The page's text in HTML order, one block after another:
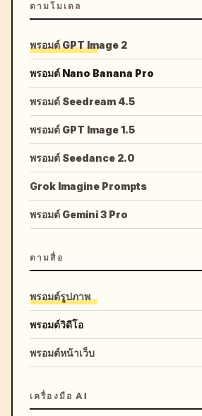
ตามโมเดล
พรอมต์ GPT Image 2
พรอมต์ Nano Banana Pro
พรอมต์ Seedream 4.5
พรอมต์ GPT Image 1.5
พรอมต์ Seedance 2.0
Grok Imagine Prompts
พรอมต์ Gemini 3 Pro
ตามสื่อ
พรอมต์รูปภาพ
พรอมต์วิดีโอ
พรอมต์หน้าเว็บ
เครื่องมือ AI